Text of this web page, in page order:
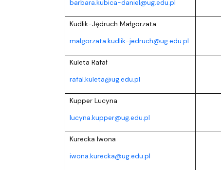
barbara.kubica-daniel@ug.edu.pl
Kudlik-Jędruch Małgorzata
malgorzata.kudlik-jedruch@ug.edu.pl
Kuleta Rafał
rafal.kuleta@ug.edu.pl
Kupper Lucyna
lucyna.kupper@ug.edu.pl
Kurecka Iwona
iwona.kurecka@ug.edu.pl